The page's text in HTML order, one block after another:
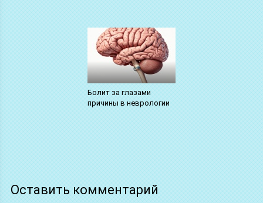
Болит за глазами
причины в неврологии
Оставить комментарий